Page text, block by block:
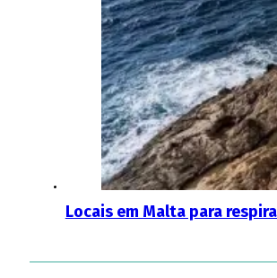
Locais em Malta para